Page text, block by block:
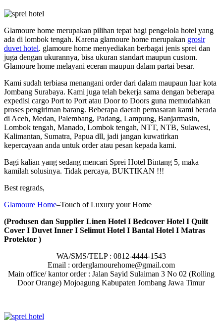
Glamoure home merupakan pilihan tepat bagi pengelola hotel yang
ada di lombok tengah. Karena glamoure home merupakan grosir
duvet hotel. glamoure home menyediakan berbagai jenis sprei dan
juga dengan ukurannya, bisa ukuran standart maupun custom.
Glamoure home melayani eceran maupun dalam partai besar.
Kami sudah terbiasa menangani order dari dalam maupaun luar kota
Jombang Surabaya. Kami juga telah bekerja sama dengan beberapa
expedisi cargo Port to Port atau Door to Doors guna memudahkan
proses pengiriman barang. Beberapa daerah pemasaran kami berada
di Aceh, Medan, Palembang, Padang, Lampung, Banjarmasin,
Lombok tengah, Manado, Lombok tengah, NTT, NTB, Sulawesi,
Kalimantan, Sumatra, Papua dll, jadi jangan kuwatirkan
kepercayaan anda untuk order atau pesan kepada kami.
Bagi kalian yang sedang mencari Sprei Hotel Bintang 5, maka
kamilah solusinya. Tidak percaya, BUKTIKAN !!!
Best regrads,
Glamoure Home–Touch of Luxury your Home
(Produsen dan Supplier Linen Hotel I Bedcover Hotel I Quilt
Cover I Duvet Inner I Selimut Hotel I Bantal Hotel I Matras
Protektor )
WA/SMS/TELP : 0812-4444-1543
Email : orderglamourehome@gmail.com
Main office/ kantor order : Jalan Sayid Sulaiman 3 No 02 (Rolling
Door Orange) Mojoagung Kabupaten Jombang Jawa Timur